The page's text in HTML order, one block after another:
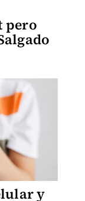
pero
y